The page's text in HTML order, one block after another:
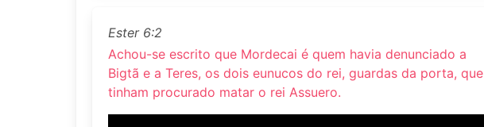
Ester 6:2
Achou-se escrito que Mordecai é quem havia denunciado a
Bigtã e a Teres, os dois eunucos do rei, guardas da porta, que
tinham procurado matar o rei Assuero.